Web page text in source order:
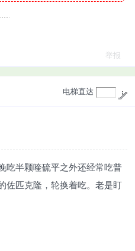
举报
电梯直达
吃半颗喹硫平之外还经常吃普
佐匹克隆，轮换着吃。老是盯